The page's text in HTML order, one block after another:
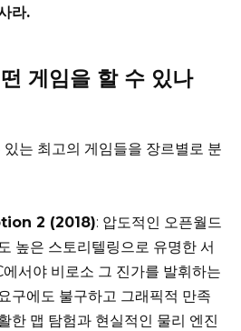
라.
게임을 할 수 있나
는 최고의 게임들을 장르별로 분
2 (2018): 압도적인 오픈월드
높은 스토리텔링으로 유명한 서
서야 비로소 그 진가를 발휘하는
구에도 불구하고 그래픽적 만족
한 맵 탐험과 현실적인 물리 엔진